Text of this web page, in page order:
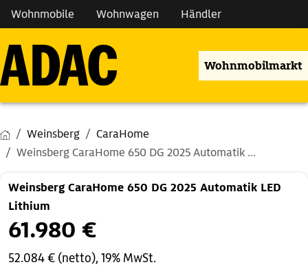
Wohnmobile Wohnwagen Händler
Wohnmobilmarkt
Weinsberg
CaraHome
Weinsberg CaraHome 650 DG 2025 Automatik ...
Weinsberg CaraHome 650 DG 2025 Automatik LED
Lithium
61.980 €
52.084 € (netto), 19% MwSt.